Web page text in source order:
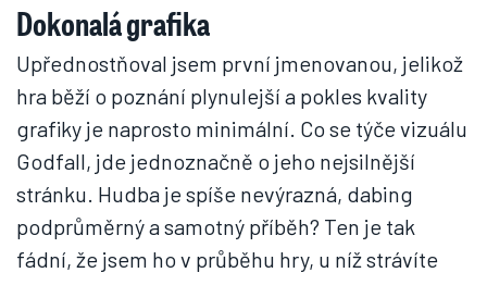
Dokonalá grafika
Upřednostňoval jsem první jmenovanou, jelikož
hra běží o poznání plynulejší a pokles kvality
grafiky je naprosto minimální. Co se týče vizuálu
Godfall, jde jednoznačně o jeho nejsilnější
stránku. Hudba je spíše nevýrazná, dabing
podprůměrný a samotný příběh? Ten je tak
fádní, že jsem ho v průběhu hry, u níž strávíte